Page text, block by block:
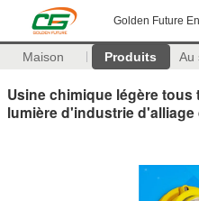
Golden Future
Maison Produits Au
Usine chimique légère
lumière d'industrie